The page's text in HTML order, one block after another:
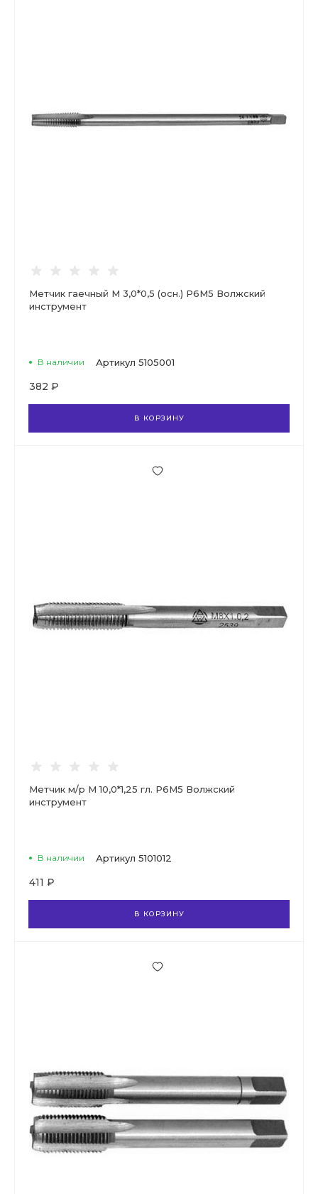
Метчик гаечный М 3,0*0,5 (осн.) Р6М5 Волжский
инструмент
В наличии Артикул 5105001
382 ₽
В КОРЗИНУ
Метчик м/р М 10,0*1,25 гл. Р6М5 Волжский
инструмент
В наличии Артикул 5101012
411 ₽
В КОРЗИНУ